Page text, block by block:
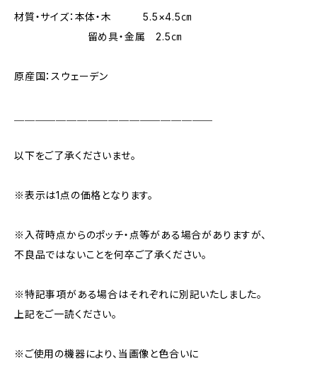
材質・サイズ：本体・木 5.5×4.5㎝
留め具・金属 2.5㎝
原産国：スウェーデン
以下をご了承くださいませ。
※表示は1点の価格となります。
※入荷時点からのポッチ・点等がある場合がありますが、
不良品ではないことを何卒ご了承ください。
※特記事項がある場合はそれぞれに別記いたしました。
上記をご一読ください。
※ご使用の機器により、当画像と色合いに